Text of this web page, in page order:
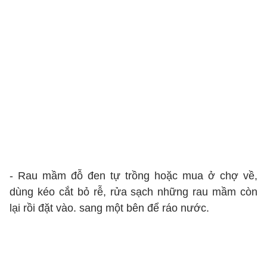
- Rau mầm đỗ đen tự trồng hoặc mua ở chợ về,
dùng kéo cắt bỏ rễ, rửa sạch những rau mầm còn
lại rồi đặt vào. sang một bên để ráo nước.